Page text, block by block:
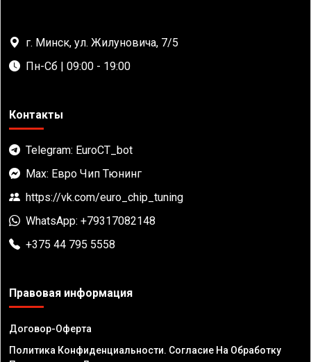
г. Минск, ул. Жилуновича, 7/5
Пн-Сб | 09:00 - 19:00
Контакты
Telegram: EuroCT_bot
Max: Евро Чип Тюнинг
https://vk.com/euro_chip_tuning
WhatsApp: +79317082148
+375 44 795 5558
Правовая информация
Договор-Оферта
Политика Конфиденциальности. Согласие На Обработку